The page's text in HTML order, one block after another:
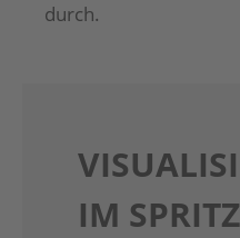
durch.
IM